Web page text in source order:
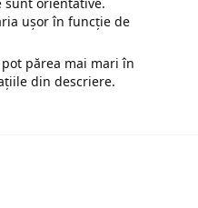
ușor în funcție de
părea mai mari în
din descriere.